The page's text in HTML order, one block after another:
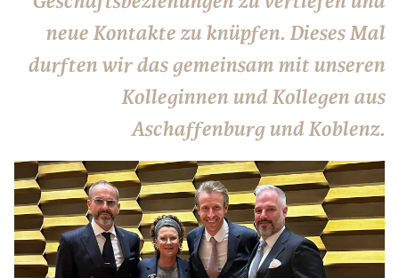
neue Kontakte zu knüpfen. Dieses Mal
durften wir das gemeinsam mit unseren
Kolleginnen und Kollegen aus
Aschaffenburg und Koblenz.